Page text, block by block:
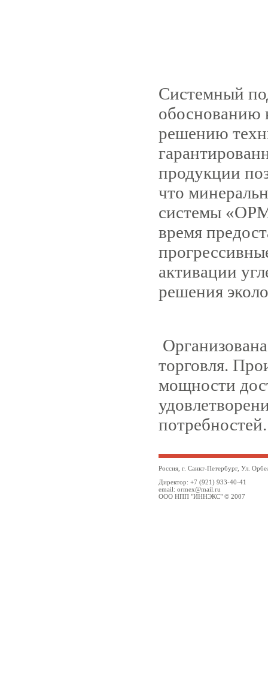
Системный
обоснованию
решению
продукции
что
системы
время
активации
решения
торговля.
мощности
потребностей.
Россия, г. Санкт-Петербург, Ул.
Директор: +7 (921) 933-40-41
email: ormex@mail.ru
ООО НПП "ИННЭКС" © 2007